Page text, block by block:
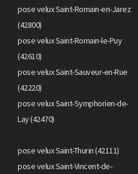
pose velux Saint-Romain-en-Jarez
(42800)
pose velux Saint-Romain-le-Puy
(42610)
pose velux Saint-Sauveur-en-Rue
(42220)
pose velux Saint-Symphorien-de-
Lay (42470)
pose velux Saint-Thurin (42111)
pose velux Saint-Vincent-de-